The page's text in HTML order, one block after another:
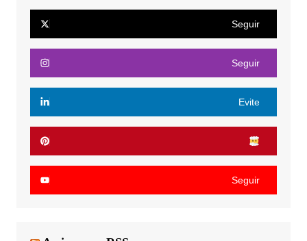
Seguir
Seguir
Evite
Seguir